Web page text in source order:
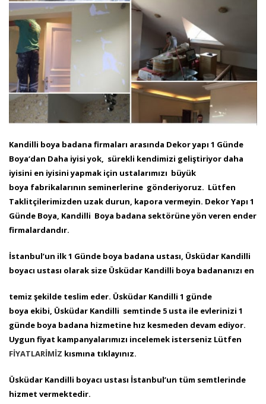
Kandilli boya badana firmaları arasında Dekor yapı 1 Günde
Boya‘dan Daha iyisi yok, sürekli kendimizi geliştiriyor daha
iyisini en iyisini yapmak için ustalarımızı büyük
boya fabrikalarının seminerlerine gönderiyoruz. Lütfen
Taklitçilerimizden uzak durun, kapora vermeyin. Dekor Yapı 1
Günde Boya, Kandilli Boya badana sektörüne yön veren ender
firmalardandır.
İstanbul’un ilk 1 Günde boya badana ustası, Üsküdar Kandilli
boyacı ustası olarak size Üsküdar Kandilli boya badananızı en
temiz şekilde teslim eder. Üsküdar Kandilli 1 günde
boya ekibi, Üsküdar Kandilli semtinde 5 usta ile evlerinizi 1
günde boya badana hizmetine hız kesmeden devam ediyor.
Uygun fiyat kampanyalarımızı incelemek isterseniz Lütfen
FİYATLARİMİZ kısmına tıklayınız.
Üsküdar Kandilli boyacı ustası İstanbul’un tüm semtlerinde
hizmet vermektedir.